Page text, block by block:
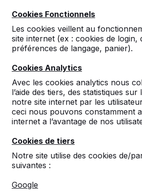
Cookies Fonctionnels
Les cookies veillent au
site internet (ex : cookies de login,
préférences de langage, panier).
Cookies Analytics
Avec les cookies analytics nous
l’aide des tiers, des statistiques sur
notre site internet par les
ceci nous pouvons constamment
internet a l’avantage de nos
Cookies de tiers
Notre site utilise des cookies de/
suivantes :
Google
Ensemble
DeLuxe
€ 2.050,00hors TVA
2ème produit et suivants
économisez